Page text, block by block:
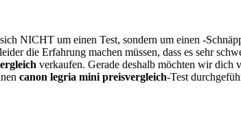
NICHT um einen Test, sondern um einen -
die Erfahrung machen müssen, dass es sehr
verkaufen. Gerade deshalb möchten wir dich
canon legria mini preisvergleich-Test